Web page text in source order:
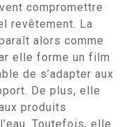
compromettre
revêtement. La
alors comme
elle forme un film
de s’adapter aux
De plus, elle
produits
Toutefois, elle